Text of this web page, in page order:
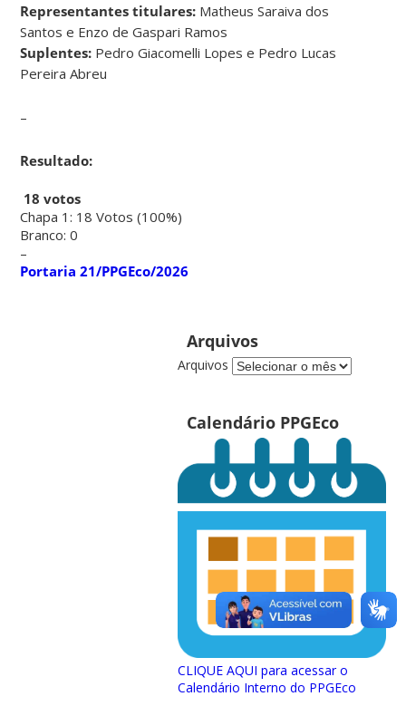
Representantes titulares: Matheus Saraiva dos
Santos e Enzo de Gaspari Ramos
Suplentes: Pedro Giacomelli Lopes e Pedro Lucas
Pereira Abreu
–
Resultado:
18 votos
Chapa 1: 18 Votos (100%)
Branco: 0
–
Portaria 21/PPGEco/2026
Arquivos
Arquivos
Calendário PPGEco
CLIQUE AQUI para acessar o
Calendário Interno do PPGEco